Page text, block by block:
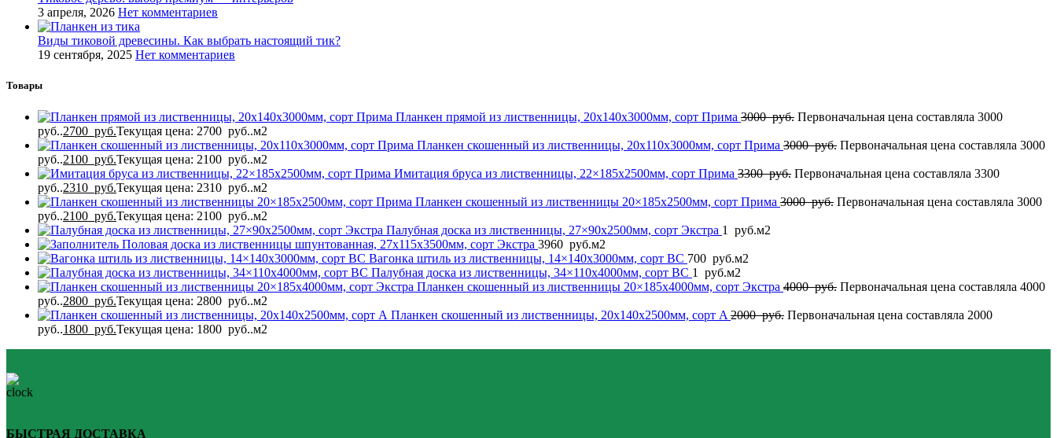
3 апреля, 2026 Нет комментариев
Виды тиковой древесины. Как выбрать настоящий тик?
19 сентября, 2025 Нет комментариев
Товары
Планкен прямой из лиственницы, 20x140x3000мм, сорт Прима 3000руб. Первоначальная цена составляла 3000
руб..2700 руб.Текущая цена: 2700 руб..м2
Планкен скошенный из лиственницы, 20x110x3000мм, сорт Прима 3000руб. Первоначальная цена составляла 3000
руб..2100 руб.Текущая цена: 2100 руб..м2
Имитация бруса из лиственницы, 22×185x2500мм, сорт Прима 3300руб. Первоначальная цена составляла 3300
руб..2310 руб.Текущая цена: 2310 руб..м2
Планкен скошенный из лиственницы 20×185x2500мм, сорт Прима 3000руб. Первоначальная цена составляла 3000
руб..2100 руб.Текущая цена: 2100 руб..м2
Палубная доска из лиственницы, 27×90x2500мм, сорт Экстра 1 руб.м2
Половая доска из лиственницы шпунтованная, 27x115x3500мм, сорт Экстра 3960 руб.м2
Вагонка штиль из лиственницы, 14×140x3000мм, сорт BС 700 руб.м2
Палубная доска из лиственницы, 34×110x4000мм, сорт BC 1 руб.м2
Планкен скошенный из лиственницы 20×185x4000мм, сорт Экстра 4000руб. Первоначальная цена составляла 4000
руб..2800 руб.Текущая цена: 2800 руб..м2
Планкен скошенный из лиственницы, 20x140x2500мм, сорт A 2000руб. Первоначальная цена составляла 2000
руб..1800 руб.Текущая цена: 1800 руб..м2
БЫСТРАЯ ДОСТАВКА